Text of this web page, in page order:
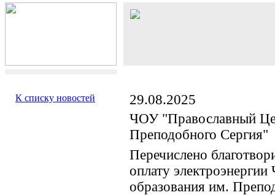
К списку новостей
29.08.2025
ЧОУ "Православный
Преподобного Сергия"
Перечислено
оплату
образования им.